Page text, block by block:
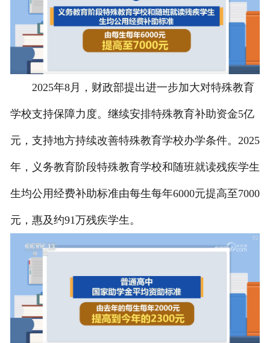
2025年8月，财政部提出进一步加大对特殊教育
学校支持保障力度。继续安排特殊教育补助资金5亿
元，支持地方持续改善特殊教育学校办学条件。2025
年，义务教育阶段特殊教育学校和随班就读残疾学生
生均公用经费补助标准由每生每年6000元提高至7000
元，惠及约91万残疾学生。